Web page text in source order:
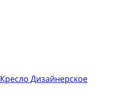
Кресло Дизайнерское